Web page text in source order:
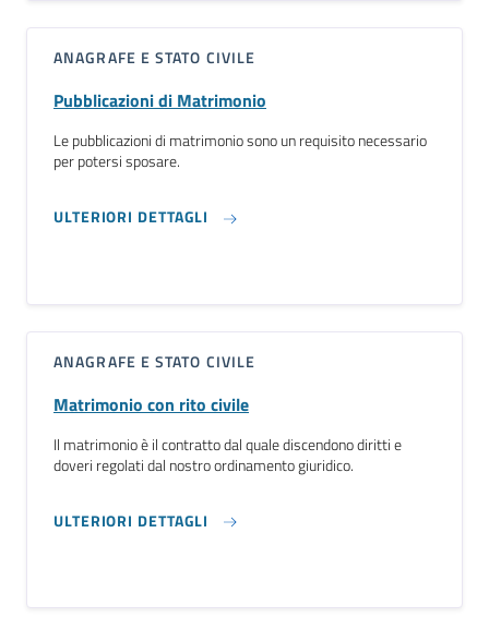
ANAGRAFE E STATO CIVILE
Pubblicazioni di Matrimonio
Le pubblicazioni di matrimonio sono un requisito necessario
per potersi sposare.
ULTERIORI DETTAGLI
ANAGRAFE E STATO CIVILE
Matrimonio con rito civile
Il matrimonio è il contratto dal quale discendono diritti e
doveri regolati dal nostro ordinamento giuridico.
ULTERIORI DETTAGLI